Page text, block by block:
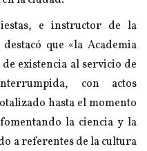
e instructor de la
destacó que «la Academia
existencia al servicio de
con actos
hasta el momento
la ciencia y la
a referentes de la cultura